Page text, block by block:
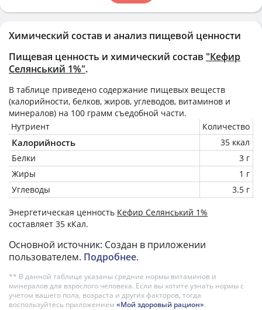
Химический состав и анализ пищевой ценности
Пищевая ценность и химический состав "Кефир
Селянський 1%".
В таблице приведено содержание пищевых веществ
(калорийности, белков, жиров, углеводов, витаминов и
минералов) на 100 грамм съедобной части.
Нутриент
Количество
Калорийность
35 ккал
Белки
3 г
Жиры
1 г
Углеводы
3.5 г
Энергетическая ценность Кефир Селянський 1%
составляет 35 кКал.
Основной источник: Создан в приложении
пользователем. Подробнее.
** В данной таблице указаны средние нормы витаминов и
минералов для взрослого человека. Если вы хотите узнать нормы с
учетом вашего пола, возраста и других факторов, тогда
воспользуйтесь приложением «Мой здоровый рацион».